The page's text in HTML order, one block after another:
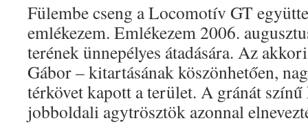
Fülembe cseng a Locomotív GT
emlékezem. Emlékezem 2006.
terének ünnepélyes átadására. Az
Gábor – kitartásának köszönhetően,
térkövet kapott a terület. A gránát színű
jobboldali agytrösztök azonnal